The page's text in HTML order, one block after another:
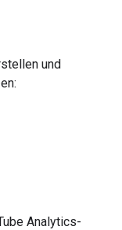
und
Analytics-